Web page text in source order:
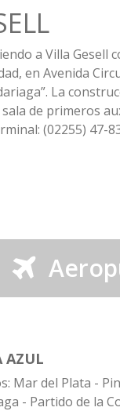
a Villa Gesell
en Avenida
La
de primeros
(02255) 47-
AZUL
Mar del Plata -
- Partido de la